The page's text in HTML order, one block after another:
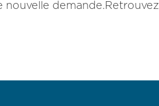
demande.Retrouvez